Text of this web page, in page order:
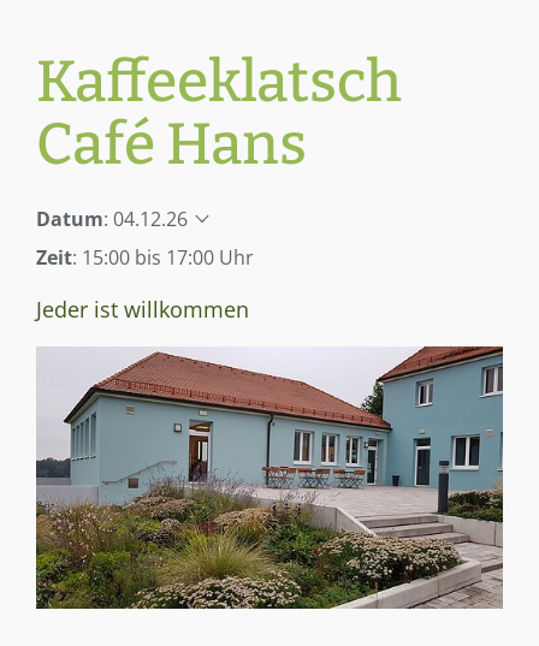
Kaffeeklatsch
Café Hans
Datum: 04.12.26
Zeit: 15:00 bis 17:00 Uhr
Jeder ist willkommen